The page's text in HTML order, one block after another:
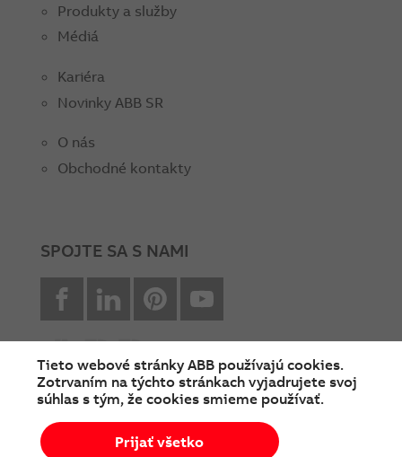
Produkty a služby
Médiá
Kariéra
Novinky ABB SR
O nás
Obchodné kontakty
SPOJTE SA S NAMI
facebookLinkedin Pinterest
© Copyright 2026 ABB
Podmienky používania
Tieto webové stránky ABB používajú cookies.
Zotrvaním na týchto stránkach vyjadrujete svoj
súhlas s tým, že cookies smieme používať.
Prijať všetko